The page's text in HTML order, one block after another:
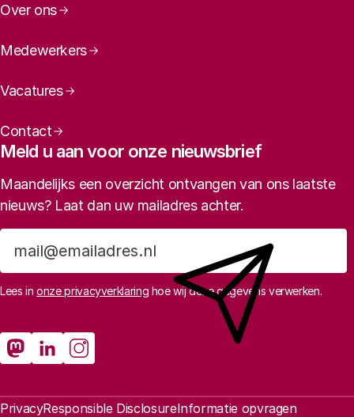
Over ons
Medewerkers
Vacatures
Contact
Meld u aan voor onze nieuwsbrief
Maandelijks een overzicht ontvangen van ons laatste
nieuws? Laat dan uw mailadres achter.
Aanmelden
Lees inonze privacyverklaring hoe wij deze gegevens verwerken.
Sociale media
Rathenau Mastodon
Rathenau LinkedIn
Rathenau Instagram
Juridische informatie
PrivacyResponsible DisclosureInformatie opvragen